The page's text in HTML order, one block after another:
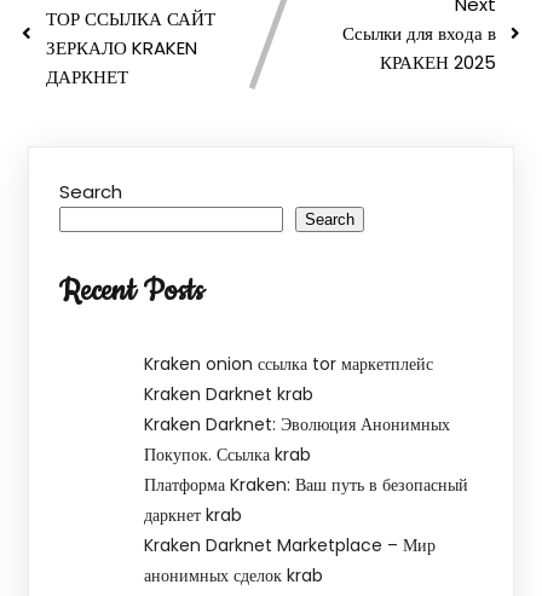
ТОР ССЫЛКА САЙТ
ЗЕРКАЛО KRAKEN
ДАРКНЕТ
Ссылки для входа в
КРАКЕН 2025
Search
Search
Recent Posts
Kraken onion ссылка tor маркетплейс
Kraken Darknet krab
Kraken Darknet: Эволюция Анонимных
Покупок. Ссылка krab
Платформа Kraken: Ваш путь в безопасный
даркнет krab
Kraken Darknet Marketplace – Мир
анонимных сделок krab